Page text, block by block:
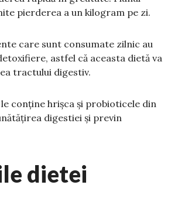
pierderea a un kilogram pe zi.
care sunt consumate zilnic au
astfel că aceasta dietă va
tractului digestiv.
conține hrișca și probioticele din
digestiei și previn
dietei